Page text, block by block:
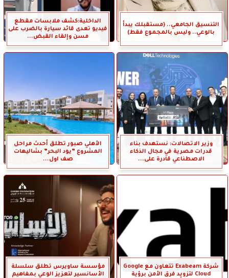
التنسيق الجامعي.. (مستقبلك يبدأ
بالوعي.. وليس بالمجموع فقط)
الداخلية:كشف ملابسات مقطع
فيديو تعدى قائد سيارة بالضرب على
مسن وإلقاء القبض...
وزير الاتصالات: نستهدف بناء
قدرات مصرية في مجال الذكاء
الاصطناعي قادرة على...
الأهلي صبور تطلق أحدث مراحل
المشروع ”يود البحر” بشاليهات
صف اول...
شركة Exabeam تتعاون مع Google
Cloud لتزويد فرق الأمن برؤية
مؤسسة ساويرس تطلق سلسلة
الأسانسير لتعزيز الوعي بمفاهيم